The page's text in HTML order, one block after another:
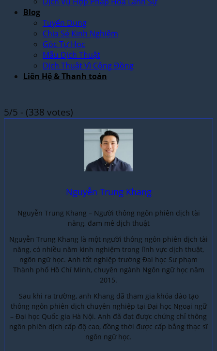
Blog
Tuyển Dụng
Chia Sẻ Kinh Nghiệm
Góc Tự Học
Mẫu Dịch Thuật
Dịch Thuật Vì Cộng Đồng
Liên Hệ & Thanh toán
5/5 - (338 votes)
Nguyễn Trung Khang
Nguyễn Trung Khang – Người thông ngôn phiên dịch tài
năng, đam mê dịch thuật
Nguyễn Trung Khang là một người thông ngôn phiên dịch tài
năng, có nhiều năm kinh nghiệm trong lĩnh vực dịch thuật,
ngôn ngữ học. Anh tốt nghiệp trường Đại học Sư phạm
Thành phố Hồ Chí Minh, chuyên ngành Ngôn ngữ học năm
2015.
Sau khi ra trường, anh Khang đã tham gia khóa đào tạo
thông ngôn phiên dịch chuyên nghiệp tại Đại học Ngoại ngữ
– Đại học Quốc gia Hà Nội. Anh đã đạt được chứng chỉ thông
ngôn phiên dịch cấp độ cao, đồng thời được cấp bằng thạc sĩ
ngôn ngữ học.